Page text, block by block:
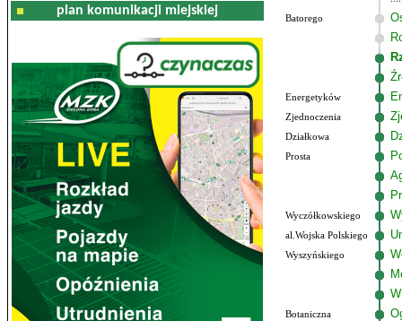
plan komunikacji miejskiej
Batorego
Energetyków
Zjednoczenia
Działkowa
Prosta
Wyczółkowskiego
al.Wojska Polskiego
Wyszyńskiego
Botaniczna